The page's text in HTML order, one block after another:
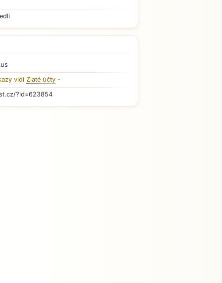
vidí Zlaté účty -
?id=623854